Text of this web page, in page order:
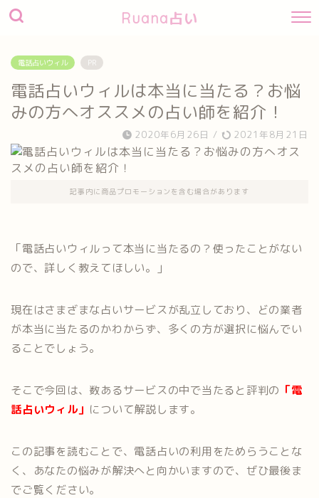
Ruana占い
電話占いウィル PR
電話占いウィルは本当に当たる？お悩
みの方へオススメの占い師を紹介！
2020年6月26日 / 2021年8月21日
記事内に商品プロモーションを含む場合があります
「電話占いウィルって本当に当たるの？使ったことがない
ので、詳しく教えてほしい。」
現在はさまざまな占いサービスが乱立しており、どの業者
が本当に当たるのかわからず、多くの方が選択に悩んでい
ることでしょう。
そこで今回は、数あるサービスの中で当たると評判の 「電
話占いウィル」 について解説します。
この記事を読むことで、電話占いの利用をためらうことな
く、あなたの悩みが解決へと向かいますので、ぜひ最後ま
でご覧ください。